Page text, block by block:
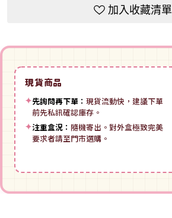
加入收藏清單
現貨商品
✦先詢問再下單： 現貨流動快，建議下單
前先私訊確認庫存。
✦注重盒況： 隨機寄出。對外盒極致完美
要求者請至門市選購。